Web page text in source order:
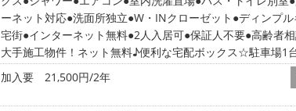
ーネット対応 洗面所独立 W・INクローゼット ディンプル
宅街 インターネット無料 2人入居可 保証人不要 高齢者
大手施工物件！ネット無料♪便利な宅配ボックス☆駐車場1
加入要 21,500円/2年